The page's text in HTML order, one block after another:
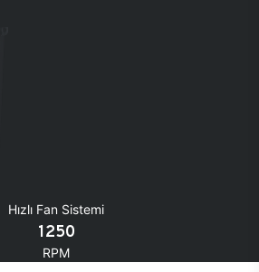
Hızlı Fan Sistemi
1250
RPM